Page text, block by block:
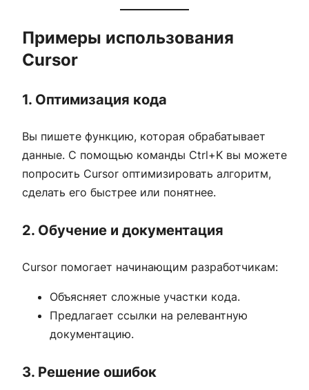
Примеры использования
Cursor
1. Оптимизация кода
Вы пишете функцию, которая обрабатывает
данные. С помощью команды Ctrl+K вы можете
попросить Cursor оптимизировать алгоритм,
сделать его быстрее или понятнее.
2. Обучение и документация
Cursor помогает начинающим разработчикам:
Объясняет сложные участки кода.
Предлагает ссылки на релевантную
документацию.
3. Решение ошибок